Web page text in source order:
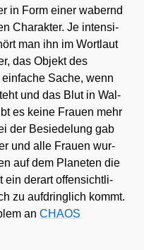
in Form einer wabernd
Cha­rak­ter. Je inten­si­
man ihn im Wort­laut
das Objekt des
Sache, wenn
und das Blut in Wal­
es kei­ne Frau­en mehr
der Besie­de­lung gab
und alle Frau­en wur­
auf dem Pla­ne­ten die
ein der­art offen­sicht­li­
zu auf­dring­lich kommt.
anCHAOS